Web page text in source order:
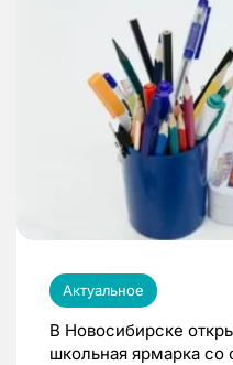
Актуальное
В Новосибирске
школьная ярмарка со